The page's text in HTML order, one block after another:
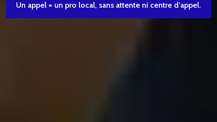
Un appel = un pro local, sans attente ni centre d’appel.